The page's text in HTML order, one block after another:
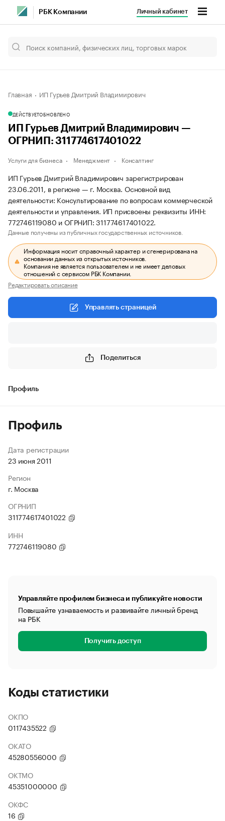
РБК Компании Личный кабинет
Главная ИП Гурьев Дмитрий Владимирович
ДЕЙСТВУЕТОБНОВЛЕНО
ИП Гурьев Дмитрий Владимирович —
ОГРНИП: 311774617401022
Услуги для бизнеса Менеджмент Консалтинг
ИП Гурьев Дмитрий Владимирович зарегистрирован
23.06.2011, в регионе — г. Москва. Основной вид
деятельности: Консультирование по вопросам коммерческой
деятельности и управления. ИП присвоены реквизиты ИНН:
772746119080 и ОГРНИП: 311774617401022.
Данные получены из публичных государственных источников.
Информация носит справочный характер и сгенерирована на
основании данных из открытых источников.
Компания не является пользователем и не имеет деловых
отношений с сервисом РБК Компании.
Редактировать описание
Управлять страницей
Поделиться
Профиль
Профиль
Дата регистрации
23 июня 2011
Регион
г. Москва
ОГРНИП
311774617401022
ИНН
772746119080
Управляйте профилем бизнеса и публикуйте новости
Повышайте узнаваемость и развивайте личный бренд
на РБК
Получить доступ
Коды статистики
ОКПО
0117435522
ОКАТО
45280556000
ОКТМО
45351000000
ОКФС
16